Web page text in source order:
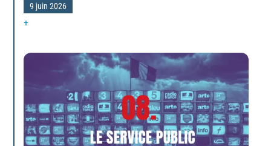
9 juin 2026
+